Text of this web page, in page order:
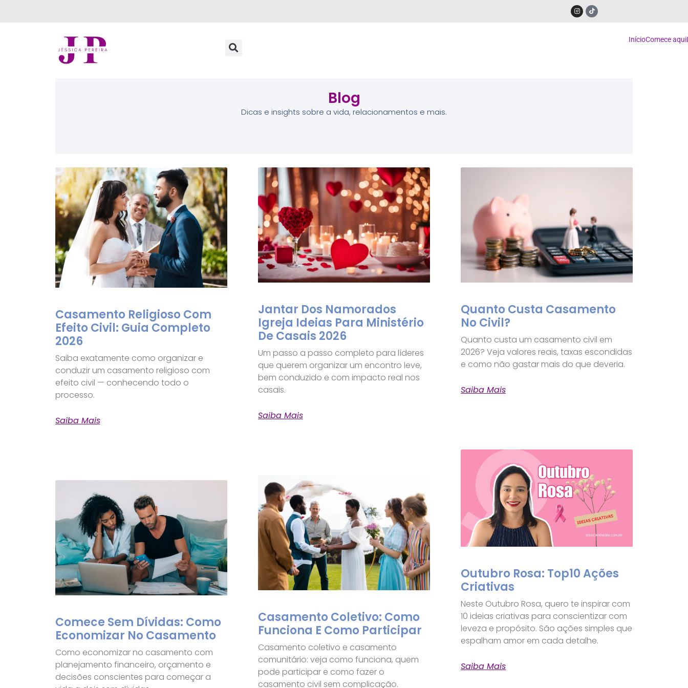
InícioComece aqui
Blog
Dicas e insights sobre a vida, relacionamentos e mais.
Casamento Religioso Com
Efeito Civil: Guia Completo
2026
Saiba exatamente como organizar e
conduzir um casamento religioso com
efeito civil — conhecendo todo o
processo.
Saiba Mais
Jantar Dos Namorados
Igreja Ideias Para Ministério
De Casais 2026
Um passo a passo completo para líderes
que querem organizar um encontro leve,
bem conduzido e com impacto real nos
casais.
Saiba Mais
Quanto Custa Casamento
No Civil?
Quanto custa um casamento civil em
2026? Veja valores reais, taxas escondidas
e como não gastar mais do que deveria.
Saiba Mais
Comece Sem Dívidas: Como
Economizar No Casamento
Como economizar no casamento com
planejamento financeiro, orçamento e
decisões conscientes para começar a
Casamento Coletivo: Como
Funciona E Como Participar
Casamento coletivo e casamento
comunitário: veja como funciona, quem
pode participar e como fazer o
casamento civil sem complicação.
Outubro Rosa: Top10 Ações
Criativas
Neste Outubro Rosa, quero te inspirar com
10 ideias criativas para conscientizar com
leveza e propósito. São ações simples que
espalham amor em cada detalhe.
Saiba Mais